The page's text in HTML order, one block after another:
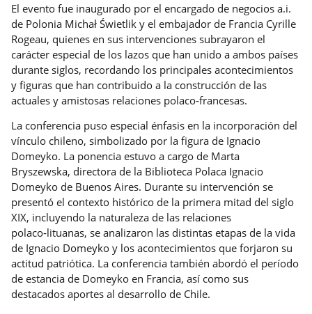
El evento fue inaugurado por el encargado de negocios a.i.
de Polonia Michał Świetlik y el embajador de Francia Cyrille
Rogeau, quienes en sus intervenciones subrayaron el
carácter especial de los lazos que han unido a ambos países
durante siglos, recordando los principales acontecimientos
y figuras que han contribuido a la construcción de las
actuales y amistosas relaciones polaco‑francesas.
La conferencia puso especial énfasis en la incorporación del
vínculo chileno, simbolizado por la figura de Ignacio
Domeyko. La ponencia estuvo a cargo de Marta
Bryszewska, directora de la Biblioteca Polaca Ignacio
Domeyko de Buenos Aires. Durante su intervención se
presentó el contexto histórico de la primera mitad del siglo
XIX, incluyendo la naturaleza de las relaciones
polaco‑lituanas, se analizaron las distintas etapas de la vida
de Ignacio Domeyko y los acontecimientos que forjaron su
actitud patriótica. La conferencia también abordó el período
de estancia de Domeyko en Francia, así como sus
destacados aportes al desarrollo de Chile.